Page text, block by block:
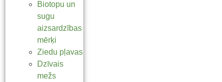
Biotopu un
sugu
aizsardzības
mērķi
Ziedu pļavas
Dzīvais
mežs